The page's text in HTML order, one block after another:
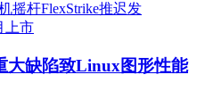
大缺陷致Linux图形性能